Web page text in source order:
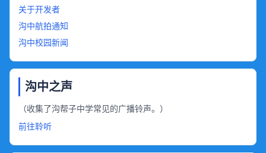
关于开发者
沟中航拍通知
沟中校园新闻
沟中之声
（收集了沟帮子中学常见的广播铃声。）
前往聆听